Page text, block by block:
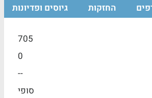
החזקות גיוסים ופדיונות
705
0
--
סופי